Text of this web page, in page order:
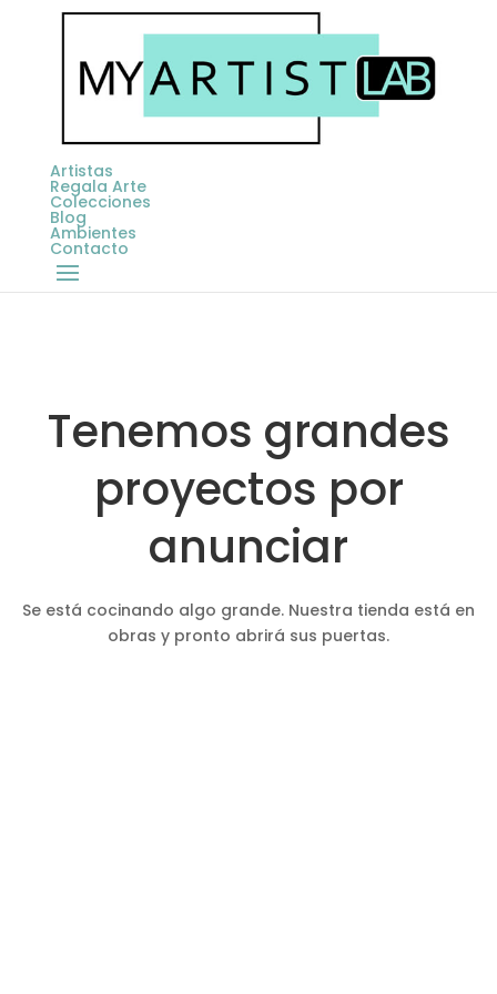
Artistas
Regala Arte
Colecciones
Blog
Ambientes
Contacto
Tenemos grandes
proyectos por
anunciar
Se está cocinando algo grande. Nuestra tienda está en
obras y pronto abrirá sus puertas.